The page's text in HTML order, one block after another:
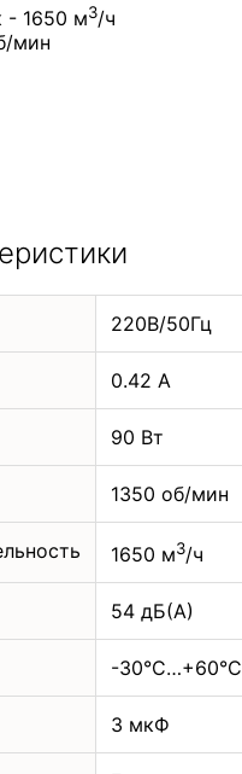
- 1650 м3/ч
мин
220В/50Гц
0.42 А
90 Вт
1350 об/мин
1650 м3/ч
54 дБ(А)
-30°C…+60°C
3 мкФ